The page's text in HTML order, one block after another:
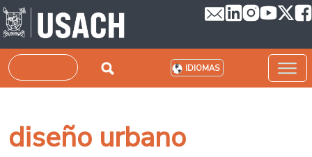
Pasar al contenido principal
Buscar IDIOMAS
diseño urbano